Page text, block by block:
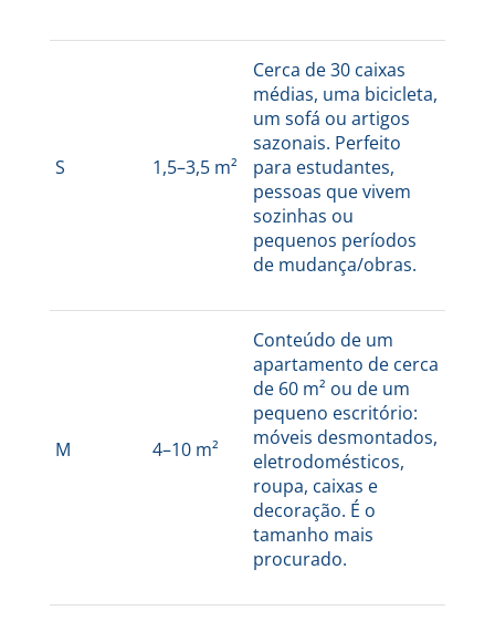
S 1,5–3,5 m²
Cerca de 30 caixas
médias, uma bicicleta,
um sofá ou artigos
sazonais. Perfeito
para estudantes,
pessoas que vivem
sozinhas ou
pequenos períodos
de mudança/obras.
M 4–10 m²
Conteúdo de um
apartamento de cerca
de 60 m² ou de um
pequeno escritório:
móveis desmontados,
eletrodomésticos,
roupa, caixas e
decoração. É o
tamanho mais
procurado.